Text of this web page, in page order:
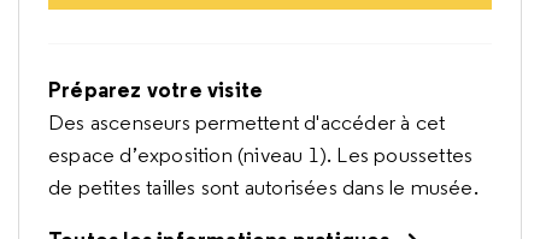
Préparez votre visite
Des ascenseurs permettent d'accéder à cet
espace d’exposition (niveau 1). Les poussettes
de petites tailles sont autorisées dans le musée.